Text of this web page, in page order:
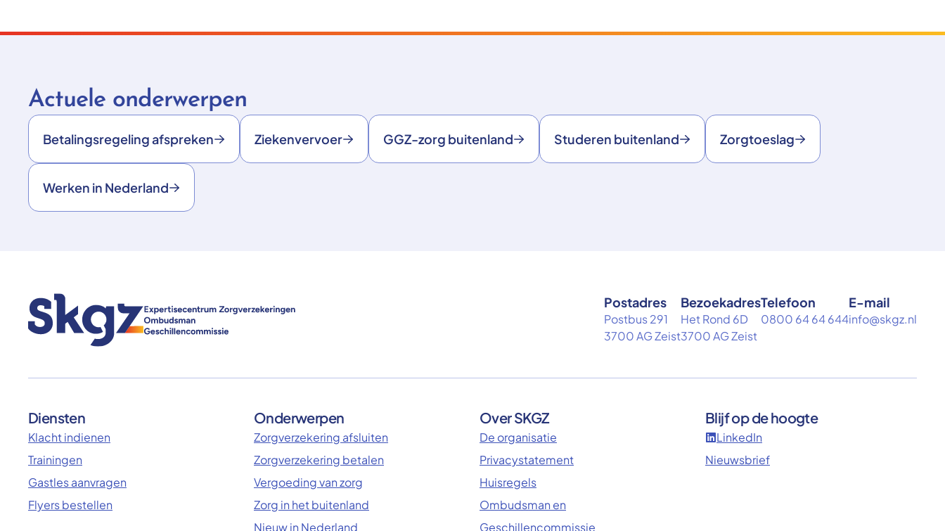
Actuele onderwerpen
Betalingsregeling afspreken Ziekenvervoer GGZ-zorg buitenland Studeren buitenland Zorgtoeslag
Werken in Nederland
Postadres
Postbus 291
3700 AG Zeist
Bezoekadres
Het Rond 6D
3700 AG Zeist
Telefoon
0800 64 64 644
E-mail
info@skgz.nl
Diensten
Klacht indienen
Trainingen
Gastles aanvragen
Flyers bestellen
Onderwerpen
Zorgverzekering afsluiten
Zorgverzekering betalen
Vergoeding van zorg
Zorg in het buitenland
Nieuw in Nederland
Over SKGZ
De organisatie
Privacystatement
Huisregels
Ombudsman en
Geschillencommissie
Blijf op de hoogte
LinkedIn
Nieuwsbrief